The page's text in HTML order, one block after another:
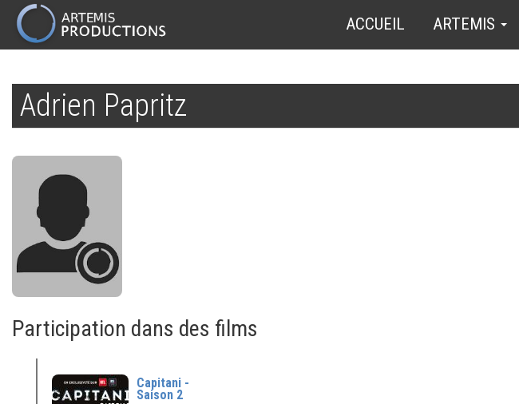
contenu
principal
MAIN
NAVIGATION
ACCUEIL ARTEMIS
Adrien Papritz
Participation dans des films
Capitani -
Saison 2